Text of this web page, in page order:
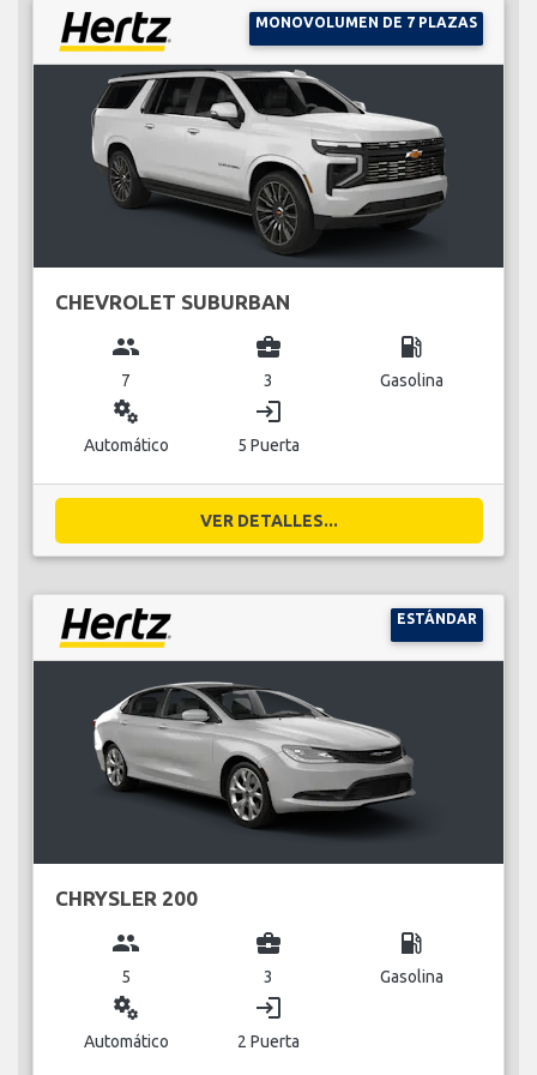
MONOVOLUMEN DE 7 PLAZAS
CHEVROLET SUBURBAN
group
7
business_center
3
local_gas_station
Gasolina
miscellaneous_services
Automático
login
5 Puerta
VER DETALLES...
ESTÁNDAR
CHRYSLER 200
group
5
business_center
3
local_gas_station
Gasolina
miscellaneous_services
Automático
login
2 Puerta